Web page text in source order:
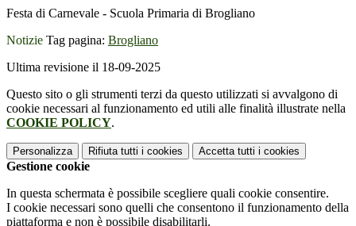
Festa di Carnevale - Scuola Primaria di Brogliano
Notizie Tag pagina: Brogliano
Ultima revisione il 18-09-2025
Questo sito o gli strumenti terzi da questo utilizzati si avvalgono di
cookie necessari al funzionamento ed utili alle finalità illustrate nella
COOKIE POLICY.
Personalizza Rifiuta tutti i cookies Accetta tutti i cookies
Gestione cookie
In questa schermata è possibile scegliere quali cookie consentire.
I cookie necessari sono quelli che consentono il funzionamento della
piattaforma e non è possibile disabilitarli.